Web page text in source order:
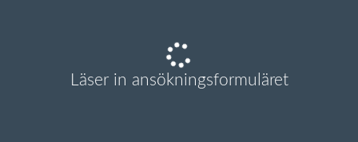
Läser in ansökningsformuläret